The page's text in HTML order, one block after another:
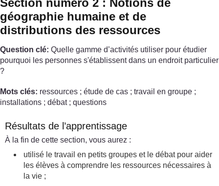
Section numéro 2 : Notions de
géographie humaine et de
distributions des ressources
Question clé: Quelle gamme d’activités utiliser pour étudier
pourquoi les personnes s'établissent dans un endroit particulier
?
Mots clés: ressources ; étude de cas ; travail en groupe ;
installations ; débat ; questions
Résultats de l’apprentissage
À la fin de cette section, vous aurez :
utilisé le travail en petits groupes et le débat pour aider
les élèves à comprendre les ressources nécessaires à
la vie ;